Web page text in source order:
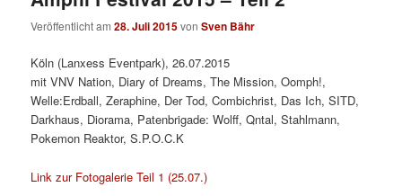
Veröffentlicht am28. Juli 2015vonSven Bähr
Köln (Lanxess Eventpark), 26.07.2015
mit VNV Nation, Diary of Dreams, The Mission, Oomph!,
Welle:Erdball, Zeraphine, Der Tod, Combichrist, Das Ich, SITD,
Darkhaus, Diorama, Patenbrigade: Wolff, Qntal, Stahlmann,
Pokemon Reaktor, S.P.O.C.K
Link zur Fotogalerie Teil 1 (25.07.)